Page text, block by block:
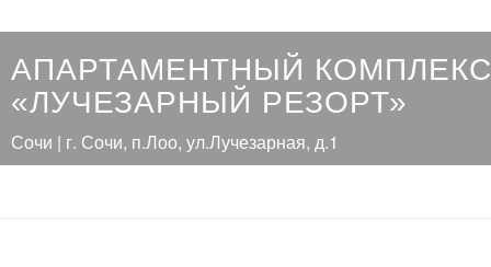
АПАРТАМЕНТНЫЙ КОМПЛЕКС
«ЛУЧЕЗАРНЫЙ РЕЗОРТ»
Сочи | г. Сочи, п.Лоо, ул.Лучезарная, д.1